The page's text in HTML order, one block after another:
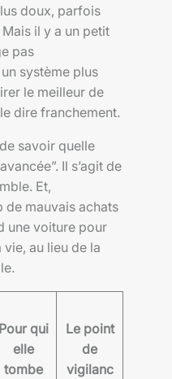
doux, parfois
il y a un petit
pas
système plus
le meilleur de
dire franchement.
savoir quelle
Il s’agit de
Et,
de mauvais achats
une voiture pour
vie, au lieu de la
Pour qui
elle
tombe
Le point
de
vigilanc